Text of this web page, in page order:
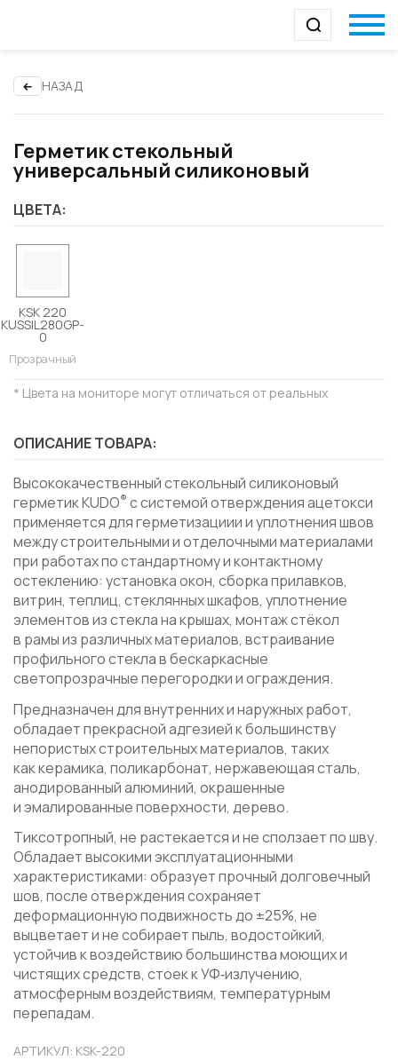
НАЗАД
Герметик стекольный
универсальный силиконовый
ЦВЕТА:
KSK 220
KUSSIL280GP-
0
Прозрачный
* Цвета на мониторе могут отличаться от реальных
ОПИСАНИЕ ТОВАРА:
Высококачественный стекольный силиконовый
герметик KUDO® с системой отверждения ацетокси
применяется для герметизациии и уплотнения швов
между строительными и отделочными материалами
при работах по стандартному и контактному
остеклению: установка окон, сборка прилавков,
витрин, теплиц, стеклянных шкафов, уплотнение
элементов из стекла на крышах, монтаж стёкол
в рамы из различных материалов, встраивание
профильного стекла в бескаркасные
светопрозрачные перегородки и ограждения.
Предназначен для внутренних и наружных работ,
обладает прекрасной адгезией к большинству
непористых строительных материалов, таких
как керамика, поликарбонат, нержавеющая сталь,
анодированный алюминий, окрашенные
и эмалированные поверхности, дерево.
Тиксотропный, не растекается и не сползает по шву.
Обладает высокими эксплуатационными
характеристиками: образует прочный долговечный
шов, после отверждения сохраняет
деформационную подвижность до ±25%, не
выцветает и не собирает пыль, водостойкий,
устойчив к воздействию большинства моющих и
чистящих средств, стоек к УФ‑излучению,
атмосферным воздействиям, температурным
перепадам.
АРТИКУЛ: KSK-220